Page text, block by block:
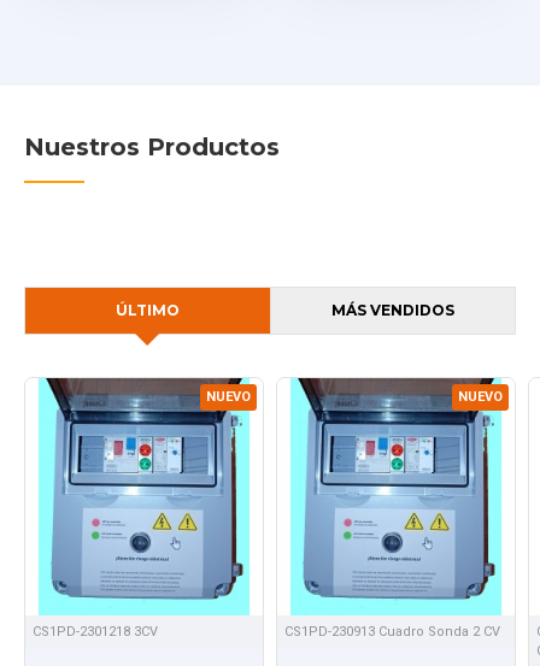
Nuestros Productos
ÚLTIMO MÁS VENDIDOS
NUEVO
CS1PD-2301218 3CV
NUEVO
CS1PD-230913 Cuadro Sonda 2 CV